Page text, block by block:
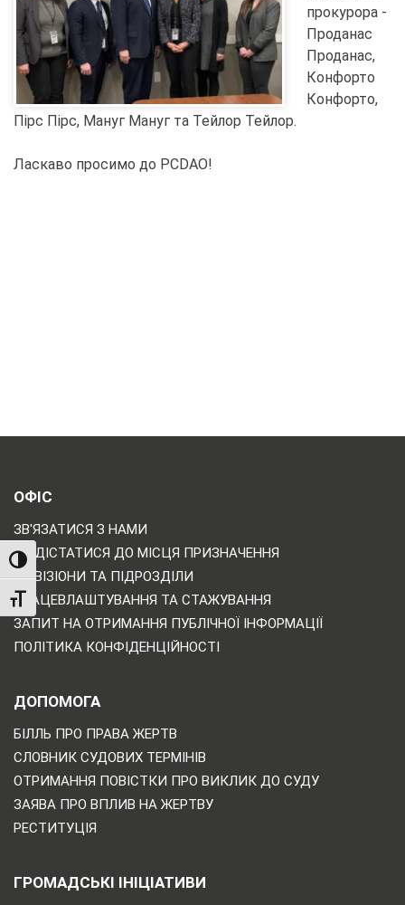
TOGGLE HIGH CONTRAST
TOGGLE FONT SIZE
прокурора -
Проданас
Проданас,
Конфорто
Конфорто,
Пірс Пірс, Мануг Мануг та Тейлор Тейлор.
Ласкаво просимо до PCDAO!
ОФІС
ЗВ'ЯЗАТИСЯ З НАМИ
ЯК ДІСТАТИСЯ ДО МІСЦЯ ПРИЗНАЧЕННЯ
ДИВІЗІОНИ ТА ПІДРОЗДІЛИ
ПРАЦЕВЛАШТУВАННЯ ТА СТАЖУВАННЯ
ЗАПИТ НА ОТРИМАННЯ ПУБЛІЧНОЇ ІНФОРМАЦІЇ
ПОЛІТИКА КОНФІДЕНЦІЙНОСТІ
ДОПОМОГА
БІЛЛЬ ПРО ПРАВА ЖЕРТВ
СЛОВНИК СУДОВИХ ТЕРМІНІВ
ОТРИМАННЯ ПОВІСТКИ ПРО ВИКЛИК ДО СУДУ
ЗАЯВА ПРО ВПЛИВ НА ЖЕРТВУ
РЕСТИТУЦІЯ
ГРОМАДСЬКІ ІНІЦІАТИВИ